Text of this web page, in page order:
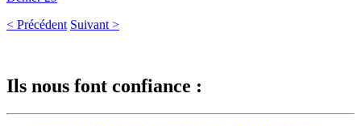
< Précédent Suivant >
Ils nous font confiance :